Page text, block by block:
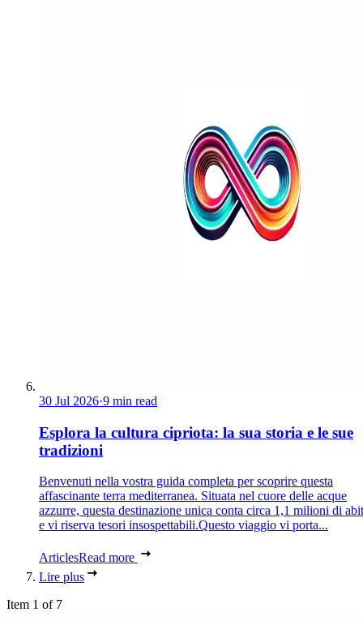
30 Jul 2026·9 min read
Esplora la cultura cipriota: la sua storia e le sue
tradizioni
Benvenuti nella vostra guida completa per scoprire questa
affascinante terra mediterranea. Situata nel cuore delle acque
azzurre, questa destinazione unica conta circa 1,1 milioni di
e vi riserva tesori insospettabili.Questo viaggio vi porta...
ArticlesRead more
Lire plus
Item 1 of 7